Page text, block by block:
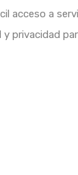
acceso a
privacidad